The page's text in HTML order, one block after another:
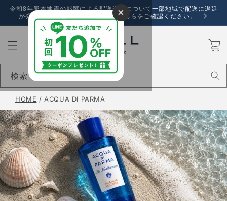
ンツに
進む
令和8年熊本地震の影響による配送遅延について一部地域で配送に遅延
が発生しております。詳しくは、こちらをご確認ください。
ー
検索
HOME / ACQUA DI PARMA
×